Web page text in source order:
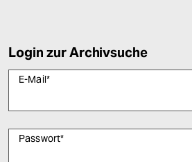
Login zur Archivsuche
E-Mail*
Passwort*